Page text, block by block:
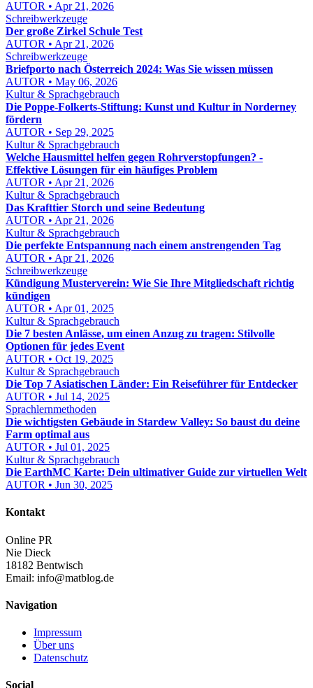
AUTOR • Apr 21, 2026
Schreibwerkzeuge
Der große Zirkel Schule Test
AUTOR • Apr 21, 2026
Schreibwerkzeuge
Briefporto nach Österreich 2024: Was Sie wissen müssen
AUTOR • May 06, 2026
Kultur & Sprachgebrauch
Die Poppe-Folkerts-Stiftung: Kunst und Kultur in Norderney
fördern
AUTOR • Sep 29, 2025
Kultur & Sprachgebrauch
Welche Hausmittel helfen gegen Rohrverstopfungen? -
Effektive Lösungen für ein häufiges Problem
AUTOR • Apr 21, 2026
Kultur & Sprachgebrauch
Das Krafttier Storch und seine Bedeutung
AUTOR • Apr 21, 2026
Kultur & Sprachgebrauch
Die perfekte Entspannung nach einem anstrengenden Tag
AUTOR • Apr 21, 2026
Schreibwerkzeuge
Kündigung Musterverein: Wie Sie Ihre Mitgliedschaft richtig
kündigen
AUTOR • Apr 01, 2025
Kultur & Sprachgebrauch
Die 7 besten Anlässe, um einen Anzug zu tragen: Stilvolle
Optionen für jedes Event
AUTOR • Oct 19, 2025
Kultur & Sprachgebrauch
Die Top 7 Asiatischen Länder: Ein Reiseführer für Entdecker
AUTOR • Jul 14, 2025
Sprachlernmethoden
Die wichtigsten Gebäude in Stardew Valley: So baust du deine
Farm optimal aus
AUTOR • Jul 01, 2025
Kultur & Sprachgebrauch
Die EarthMC Karte: Dein ultimativer Guide zur virtuellen Welt
AUTOR • Jun 30, 2025
Kontakt
Online PR
Nie Dieck
18182 Bentwisch
Email: info@matblog.de
Navigation
Impressum
Über uns
Datenschutz
Social